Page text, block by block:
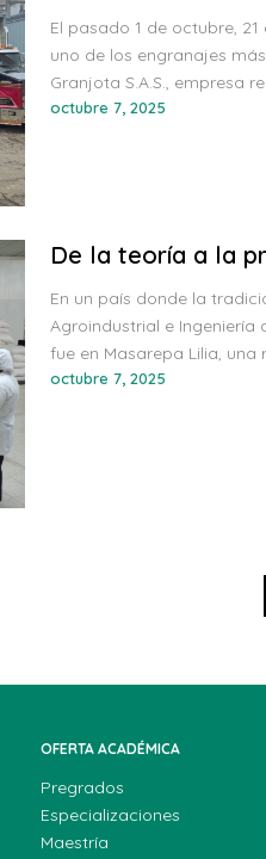
El pasado 1 de octubre,
uno de los engranajes
Granjota S.A.S., empresa
octubre 7, 2025
De la teoría a la
En un país donde la
Agroindustrial e Ingeniería
fue en Masarepa Lilia,
octubre 7, 2025
OFERTA ACADÉMICA
Pregrados
Especializaciones
Maestría